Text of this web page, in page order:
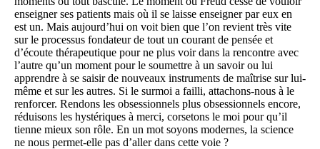
enseigner ses patients mais où il se laisse enseigner par eux en
est un. Mais aujourd’hui on voit bien que l’on revient très vite
sur le processus fondateur de tout un courant de pensée et
d’écoute thérapeutique pour ne plus voir dans la rencontre avec
l’autre qu’un moment pour le soumettre à un savoir ou lui
apprendre à se saisir de nouveaux instruments de maîtrise sur lui-
même et sur les autres. Si le surmoi a failli, attachons-nous à le
renforcer. Rendons les obsessionnels plus obsessionnels encore,
réduisons les hystériques à merci, corsetons le moi pour qu’il
tienne mieux son rôle. En un mot soyons modernes, la science
ne nous permet-elle pas d’aller dans cette voie ?